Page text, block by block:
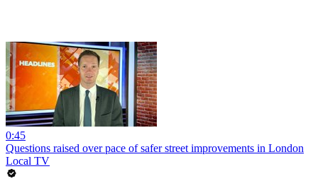
0:45
Questions raised over pace of safer street improvements in London
Local TV